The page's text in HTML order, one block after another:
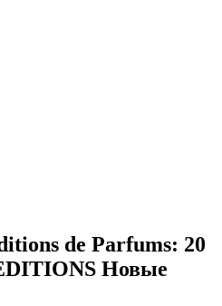
de Parfums: 20
Новые